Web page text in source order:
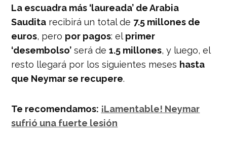
La escuadra más ‘laureada’ de Arabia
Saudita recibirá un total de 7.5 millones de
euros, pero por pagos: el primer
‘desembolso’ será de1.5 millones, y luego, el
resto llegará por los siguientes meses hasta
que Neymar se recupere.
Te recomendamos: ¡Lamentable! Neymar
sufrió una fuerte lesión